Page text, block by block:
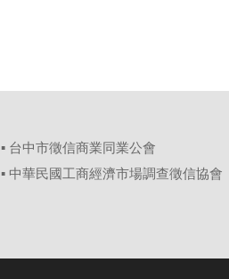
▪ 台中市徵信商業同業公會
▪ 中華民國工商經濟市場調查徵信協會